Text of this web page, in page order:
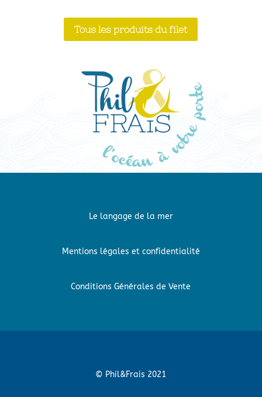
Tous les produits du filet
Le langage de la mer
Mentions légales et confidentialité
Conditions Générales de Vente
© Phil&Frais 2021